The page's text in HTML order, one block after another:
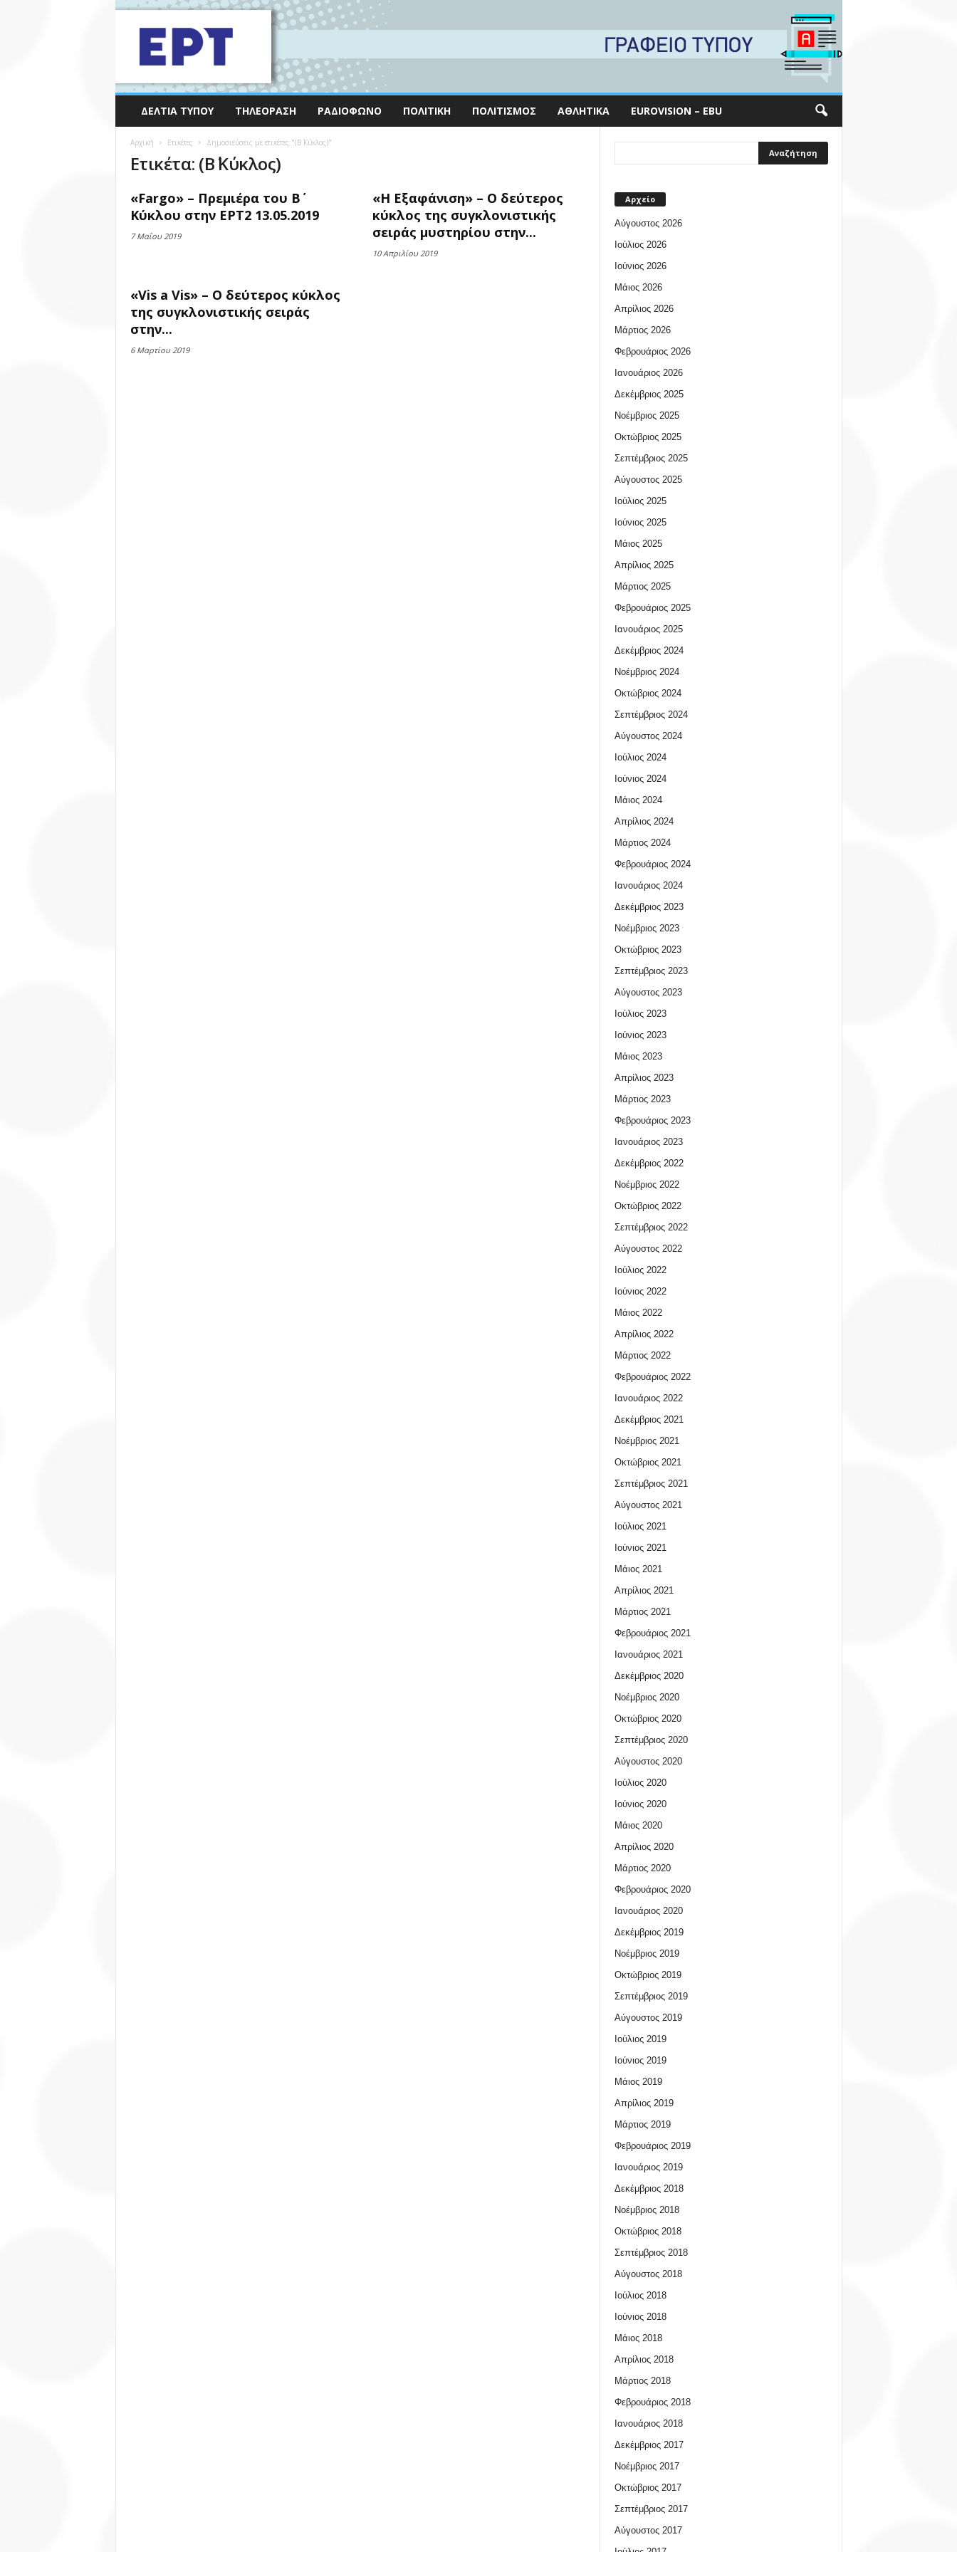
ΔΕΛΤΊΑ ΤΎΠΟΥ ΤΗΛΕΌΡΑΣΗ ΡΑΔΙΌΦΩΝΟ ΠΟΛΙΤΙΚΉ ΠΟΛΙΤΙΣΜΌΣ ΑΘΛΗΤΙΚΆ EUROVISION – EBU
Αρχική Ετικέτες Δημοσιεύσεις με ετικέτες "(Β΄ Κύκλος)"
Ετικέτα: (Β΄ Κύκλος)
«Fargo» – Πρεμιέρα του Β΄
Κύκλου στην ΕΡΤ2 13.05.2019
7 Μαΐου 2019
«Η Εξαφάνιση» – Ο δεύτερος
κύκλος της συγκλονιστικής
σειράς μυστηρίου στην...
10 Απριλίου 2019
«Vis a Vis» – O δεύτερος κύκλος
της συγκλονιστικής σειράς
στην...
6 Μαρτίου 2019
Αρχείο
Αύγουστος 2026
Ιούλιος 2026
Ιούνιος 2026
Μάιος 2026
Απρίλιος 2026
Μάρτιος 2026
Φεβρουάριος 2026
Ιανουάριος 2026
Δεκέμβριος 2025
Νοέμβριος 2025
Οκτώβριος 2025
Σεπτέμβριος 2025
Αύγουστος 2025
Ιούλιος 2025
Ιούνιος 2025
Μάιος 2025
Απρίλιος 2025
Μάρτιος 2025
Φεβρουάριος 2025
Ιανουάριος 2025
Δεκέμβριος 2024
Νοέμβριος 2024
Οκτώβριος 2024
Σεπτέμβριος 2024
Αύγουστος 2024
Ιούλιος 2024
Ιούνιος 2024
Μάιος 2024
Απρίλιος 2024
Μάρτιος 2024
Φεβρουάριος 2024
Ιανουάριος 2024
Δεκέμβριος 2023
Νοέμβριος 2023
Οκτώβριος 2023
Σεπτέμβριος 2023
Αύγουστος 2023
Ιούλιος 2023
Ιούνιος 2023
Μάιος 2023
Απρίλιος 2023
Μάρτιος 2023
Φεβρουάριος 2023
Ιανουάριος 2023
Δεκέμβριος 2022
Νοέμβριος 2022
Οκτώβριος 2022
Σεπτέμβριος 2022
Αύγουστος 2022
Ιούλιος 2022
Ιούνιος 2022
Μάιος 2022
Απρίλιος 2022
Μάρτιος 2022
Φεβρουάριος 2022
Ιανουάριος 2022
Δεκέμβριος 2021
Νοέμβριος 2021
Οκτώβριος 2021
Σεπτέμβριος 2021
Αύγουστος 2021
Ιούλιος 2021
Ιούνιος 2021
Μάιος 2021
Απρίλιος 2021
Μάρτιος 2021
Φεβρουάριος 2021
Ιανουάριος 2021
Δεκέμβριος 2020
Νοέμβριος 2020
Οκτώβριος 2020
Σεπτέμβριος 2020
Αύγουστος 2020
Ιούλιος 2020
Ιούνιος 2020
Μάιος 2020
Απρίλιος 2020
Μάρτιος 2020
Φεβρουάριος 2020
Ιανουάριος 2020
Δεκέμβριος 2019
Νοέμβριος 2019
Οκτώβριος 2019
Σεπτέμβριος 2019
Αύγουστος 2019
Ιούλιος 2019
Ιούνιος 2019
Μάιος 2019
Απρίλιος 2019
Μάρτιος 2019
Φεβρουάριος 2019
Ιανουάριος 2019
Δεκέμβριος 2018
Νοέμβριος 2018
Οκτώβριος 2018
Σεπτέμβριος 2018
Αύγουστος 2018
Ιούλιος 2018
Ιούνιος 2018
Μάιος 2018
Απρίλιος 2018
Μάρτιος 2018
Φεβρουάριος 2018
Ιανουάριος 2018
Δεκέμβριος 2017
Νοέμβριος 2017
Οκτώβριος 2017
Σεπτέμβριος 2017
Αύγουστος 2017